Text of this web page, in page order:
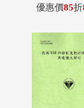
優惠價85折